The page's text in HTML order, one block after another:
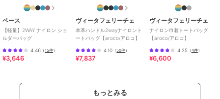
ベース
【軽量】2WAY ナイロン ショ
ルダーバッグ
4.46 （15件）
¥3,646
ヴィータフェリーチェ
本革ハンドル2wayナイロント
ートバッグ【aroco/アロコ】
4.10 （50件）
¥7,837
ヴィータフェリーチェ
ナイロン巾着トートバッグ
【aroco/アロコ】
4.25（4件）
¥6,600
もっとみる